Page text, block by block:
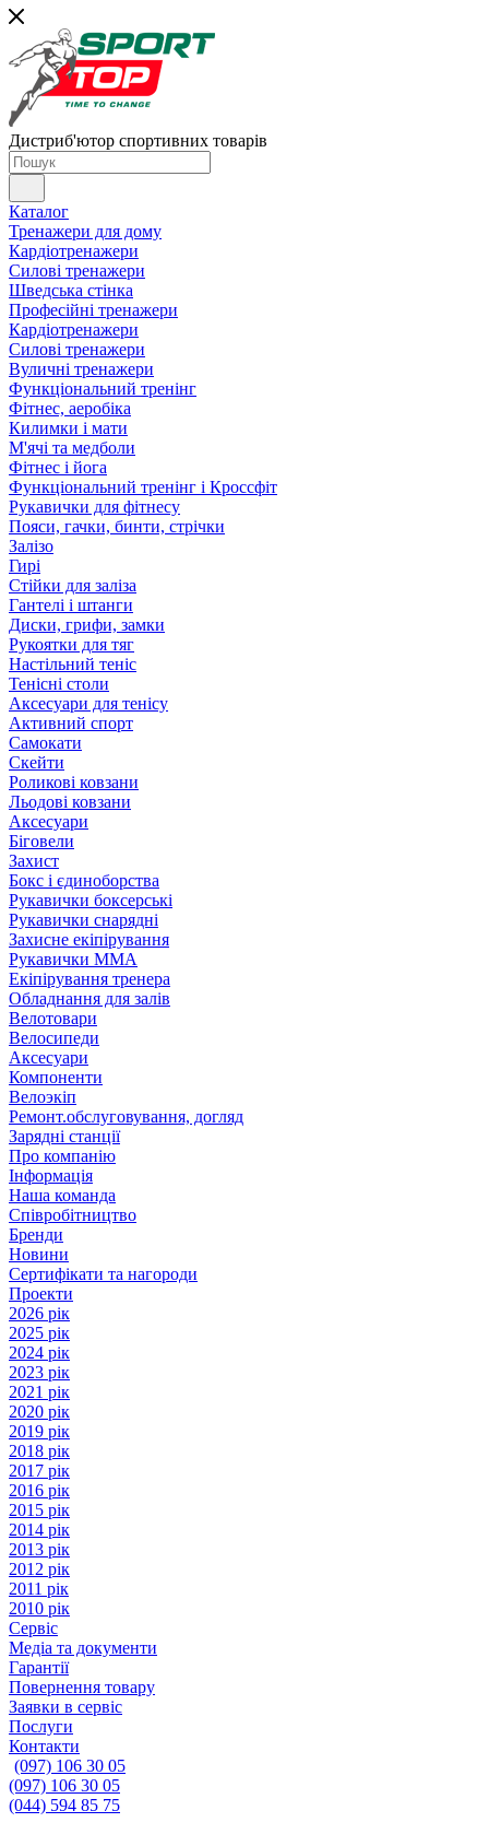
Дистриб'ютор спортивних товарів
Каталог
Тренажери для дому
Кардіотренажери
Силові тренажери
Шведська стінка
Професійні тренажери
Кардіотренажери
Силові тренажери
Вуличні тренажери
Функціональний тренінг
Фітнес, аеробіка
Килимки і мати
М'ячі та медболи
Фітнес і йога
Функціональний тренінг і Кроссфіт
Рукавички для фітнесу
Пояси, гачки, бинти, стрічки
Залізо
Гирі
Стійки для заліза
Гантелі і штанги
Диски, грифи, замки
Рукоятки для тяг
Настільний теніс
Тенісні столи
Аксесуари для тенісу
Активний спорт
Самокати
Скейти
Роликові ковзани
Льодові ковзани
Аксесуари
Біговели
Захист
Бокс і єдиноборства
Рукавички боксерські
Рукавички снарядні
Захисне екіпірування
Рукавички ММА
Екіпірування тренера
Обладнання для залів
Велотовари
Велосипеди
Аксесуари
Компоненти
Велоэкіп
Ремонт.обслуговування, догляд
Зарядні станції
Про компанію
Інформація
Наша команда
Співробітництво
Бренди
Новини
Сертифікати та нагороди
Проекти
2026 рік
2025 рік
2024 рік
2023 рік
2021 рік
2020 рік
2019 рік
2018 рік
2017 рік
2016 рік
2015 рік
2014 рік
2013 рік
2012 рік
2011 рік
2010 рік
Сервіс
Медіа та документи
Гарантії
Повернення товару
Заявки в сервіс
Послуги
Контакти
(097) 106 30 05
(097) 106 30 05
(044) 594 85 75